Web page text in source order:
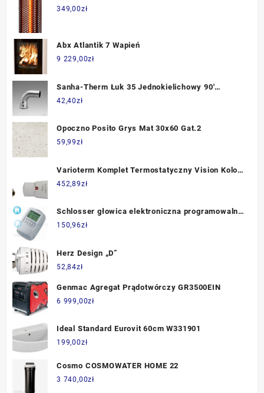
(THL020A)
349,00zł
Abx Atlantik 7 Wapień
9 229,00zł
Sanha-Therm Łuk 35 Jednokielichowy 90'
(124001A35)
42,40zł
Opoczno Posito Grys Mat 30x60 Gat.2
59,99zł
Varioterm Komplet Termostatyczny Vision Kolor
Szary Metalik
452,89zł
Schlosser głowica elektroniczna programowalna
SH (601100001)
150,96zł
Herz Design „D”
52,84zł
Genmac Agregat Prądotwórczy GR3500EIN
6 999,00zł
Ideal Standard Eurovit 60cm W331901
199,00zł
Cosmo COSMOWATER HOME 22
3 740,00zł